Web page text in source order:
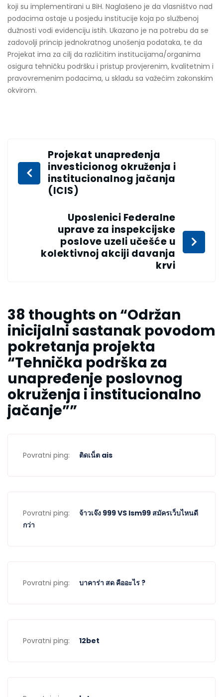
koji su implementirani u BiH. Naglašeno je da vlasništvo nad
podacima ostaje u posjedu institucije koja po službenoj
dužnosti vodi evidenciju istih. Ukazano je na potrebu da se
zadovolji princip jednokratnog unošenja podataka, te da
Projekat ima za cilj da različitim institucijama/organima
osigura tehničku podršku i pristup provjerenim, kvalitetnim i
pravovremenim podacima, u skladu sa važećim zakonskim
okvirom.
Projekat unapređenja
investicionog okruženja i
institucionalnog jačanja
(ICIS)
Uposlenici Federalne
uprave za inspekcijske
poslove uzeli učešće u
kolektivnoj akciji davanja
krvi
38 thoughts on “Održan
inicijalni sastanak povodom
pokretanja projekta
“Tehnička podrška za
unapređenje poslovnog
okruženja i institucionalno
jačanje””
Povratni ping: ติดเน็ต ais
Povratni ping:
จ้าวเจ๊ง 999 VS lsm99 สมัครเว็บไหนดี
กว่า
Povratni ping: บาคาร่า สด คืออะไร ?
Povratni ping: 12bet